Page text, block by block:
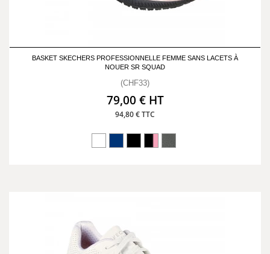
BASKET SKECHERS PROFESSIONNELLE FEMME SANS LACETS À
NOUER SR SQUAD
(CHF33)
79,00 € HT
94,80 € TTC